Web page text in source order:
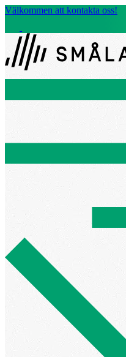
Välkommen att kontakta oss!